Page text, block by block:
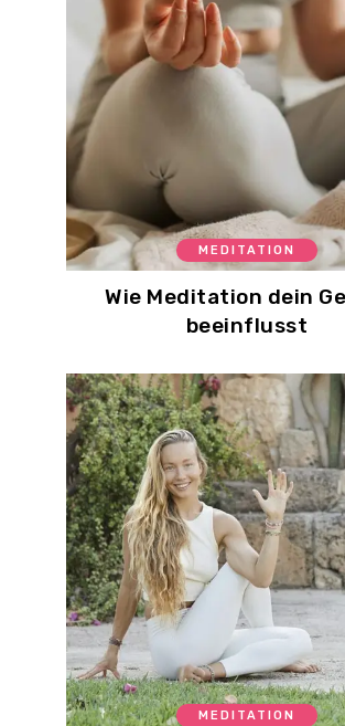
MEDITATION
Wie Meditation dein
beeinflusst
MEDITATION